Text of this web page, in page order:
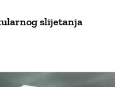
slijetanja